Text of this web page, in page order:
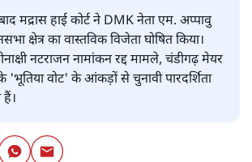
मद्रास हाई कोर्ट ने DMK नेता एम. अप्पावु
क्षेत्र का वास्तविक विजेता घोषित किया।
नटराजन नामांकन रद्द मामले, चंडीगढ़ मेयर
वोट' के आंकड़ों से चुनावी पारदर्शिता